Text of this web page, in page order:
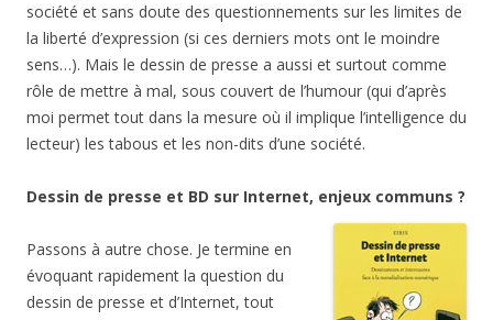
société et sans doute des questionnements sur les limites de
la liberté d’expression (si ces derniers mots ont le moindre
sens…). Mais le dessin de presse a aussi et surtout comme
rôle de mettre à mal, sous couvert de l’humour (qui d’après
moi permet tout dans la mesure où il implique l’intelligence du
lecteur) les tabous et les non-dits d’une société.
Dessin de presse et BD sur Internet, enjeux communs ?
Passons à autre chose. Je termine en
évoquant rapidement la question du
dessin de presse et d’Internet, tout